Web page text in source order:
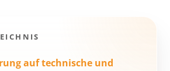
auf technische und